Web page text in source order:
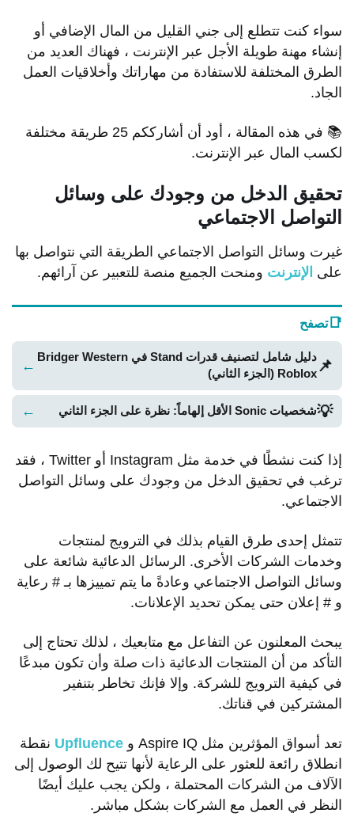
سواء كنت تتطلع إلى جني القليل من المال الإضافي أو
إنشاء مهنة طويلة الأجل عبر الإنترنت ، فهناك العديد من
الطرق المختلفة للاستفادة من مهاراتك وأخلاقيات العمل
الجاد.
📚 في هذه المقالة ، أود أن أشارككم 25 طريقة مختلفة
لكسب المال عبر الإنترنت.
تحقيق الدخل من وجودك على وسائل
التواصل الاجتماعي
غيرت وسائل التواصل الاجتماعي الطريقة التي نتواصل بها
على الإنترنت ومنحت الجميع منصة للتعبير عن آرائهم.
📑تصفح
📌
دليل شامل لتصنيف قدرات Stand في Bridger Western
Roblox (الجزء الثاني)
←
💡شخصيات Sonic الأقل إلهاماً: نظرة على الجزء الثاني ←
إذا كنت نشطًا في خدمة مثل Instagram أو Twitter ، فقد
ترغب في تحقيق الدخل من وجودك على وسائل التواصل
الاجتماعي.
تتمثل إحدى طرق القيام بذلك في الترويج لمنتجات
وخدمات الشركات الأخرى. الرسائل الدعائية شائعة على
وسائل التواصل الاجتماعي وعادةً ما يتم تمييزها بـ # رعاية
و # إعلان حتى يمكن تحديد الإعلانات.
يبحث المعلنون عن التفاعل مع متابعيك ، لذلك تحتاج إلى
التأكد من أن المنتجات الدعائية ذات صلة وأن تكون مبدعًا
في كيفية الترويج للشركة. وإلا فإنك تخاطر بتنفير
المشتركين في قناتك.
تعد أسواق المؤثرين مثل Aspire IQ و Upfluence نقطة
انطلاق رائعة للعثور على الرعاية لأنها تتيح لك الوصول إلى
الآلاف من الشركات المحتملة ، ولكن يجب عليك أيضًا
النظر في العمل مع الشركات بشكل مباشر.